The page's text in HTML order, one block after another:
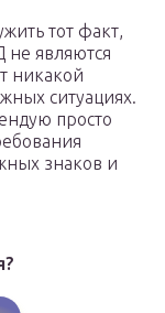
тот факт,
являются
никакой
ситуациях.
просто
знаков и